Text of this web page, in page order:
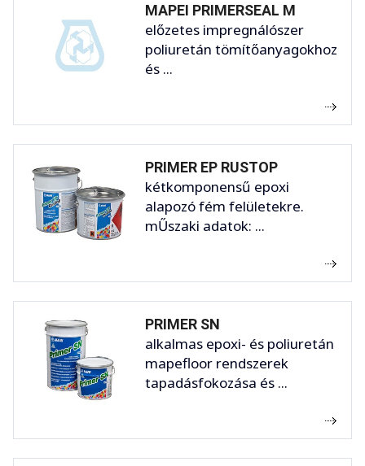
MAPEI PRIMERSEAL M
előzetes impregnálószer
poliuretán tömítőanyagokhoz
és ...
PRIMER EP RUSTOP
kétkomponensű epoxi
alapozó fém felületekre.
mŰszaki adatok: ...
PRIMER SN
alkalmas epoxi- és poliuretán
mapefloor rendszerek
tapadásfokozása és ...